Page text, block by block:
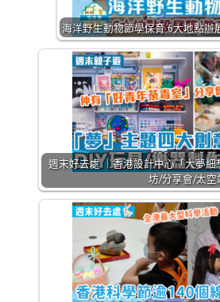
海洋野生動物節學保育 6大地點辦
週末好去處 ｜香港設計中心「大夢
坊/分享會/太空